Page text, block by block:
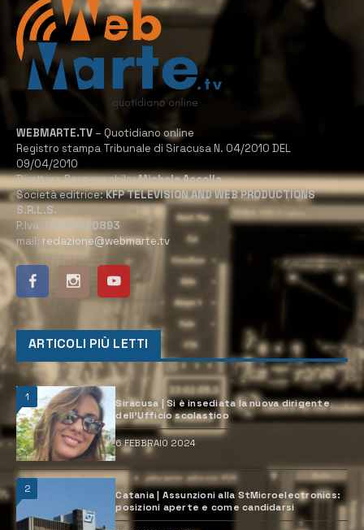
WEBMARTE.TV – Quotidiano online
Registro stampa Tribunale di Siracusa N. 04/2010 DEL
09/04/2010
Direttore Responsabile:Michele Accolla
Società editrice:KFP TELEVISION AND WEB PRODUCTIONS
S.R.L.S.
P.Iva: 02184950893
mail: redazione@webmarte.tv
ARTICOLI PIÙ LETTI
1
Siracusa | Si è insediata la nuova dirigente
dell’Ufficio scolastico
6 FEBBRAIO 2024
2
Catania | Assunzioni alla StMicroelectronics:
posizioni aperte e come candidarsi